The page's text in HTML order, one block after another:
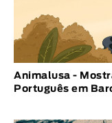
Animalusa -
Português em